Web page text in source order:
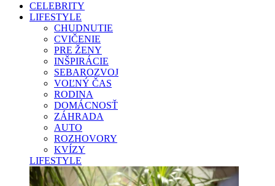
CELEBRITY
LIFESTYLE
CHUDNUTIE
CVIČENIE
PRE ŽENY
INŠPIRÁCIE
SEBAROZVOJ
VOĽNÝ ČAS
RODINA
DOMÁCNOSŤ
ZÁHRADA
AUTO
ROZHOVORY
KVÍZY
LIFESTYLE